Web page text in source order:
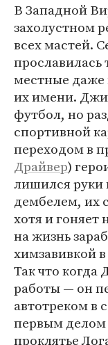
В Западной
захолустном
всех мастей.
прославилась
местные даже
их имени.
футбол, но
спортивной
переходом в
Драйвер)
лишился руки
дембелем, их
хотя и
на жизнь
химзавивкой
Так что
работы — он
автотреком в
первым делом
проклятье